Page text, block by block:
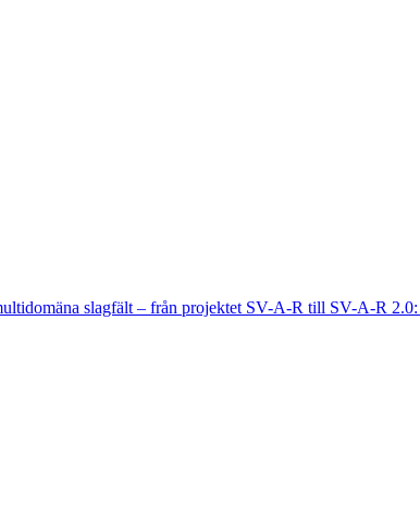
slagfält – från projektet SV-A-R till SV-A-R